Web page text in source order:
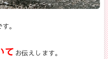
。
て お伝えします。